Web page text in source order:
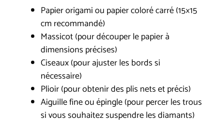
Papier origami ou papier coloré carré (15×15
cm recommandé)
Massicot (pour découper le papier à
dimensions précises)
Ciseaux (pour ajuster les bords si
nécessaire)
Plioir (pour obtenir des plis nets et précis)
Aiguille fine ou épingle (pour percer les trous
si vous souhaitez suspendre les diamants)